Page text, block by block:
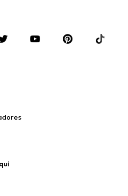
Premium
Pullovers e Malhas